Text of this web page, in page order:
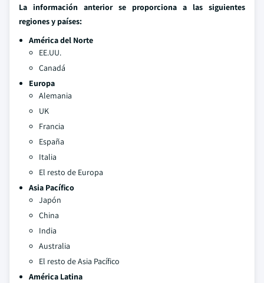
La información anterior se proporciona a las siguientes
regiones y países:
América del Norte
EE.UU.
Canadá
Europa
Alemania
UK
Francia
España
Italia
El resto de Europa
Asia Pacífico
Japón
China
India
Australia
El resto de Asia Pacífico
América Latina